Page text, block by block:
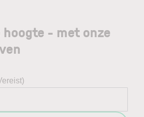
- met onze